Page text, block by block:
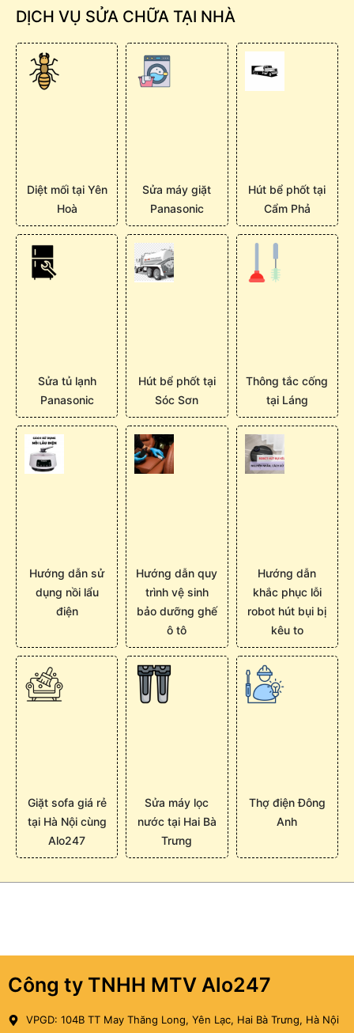
DỊCH VỤ SỬA CHỮA TẠI NHÀ
Diệt mối tại Yên
Hoà
Sửa máy giặt
Panasonic
Hút bể phốt tại
Cẩm Phả
Sửa tủ lạnh
Panasonic
Hút bể phốt tại
Sóc Sơn
Thông tắc cống
tại Láng
Hướng dẫn sử
dụng nồi lẩu
điện
Hướng dẫn quy
trình vệ sinh
bảo dưỡng ghế
ô tô
Hướng dẫn
khắc phục lỗi
robot hút bụi bị
kêu to
Giặt sofa giá rẻ
tại Hà Nội cùng
Alo247
Sửa máy lọc
nước tại Hai Bà
Trưng
Thợ điện Đông
Anh
Công ty TNHH MTV Alo247
VPGD: 104B TT May Thăng Long, Yên Lạc, Hai Bà Trưng, Hà Nội